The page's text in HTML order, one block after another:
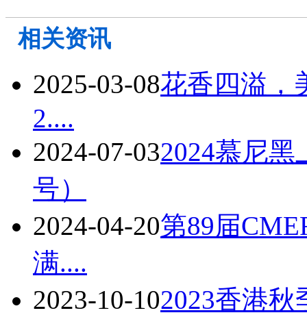
相关资讯
2025-03-08花香四溢
2....
2024-07-032024慕尼黑
号）
2024-04-20第89届
满....
2023-10-102023香港